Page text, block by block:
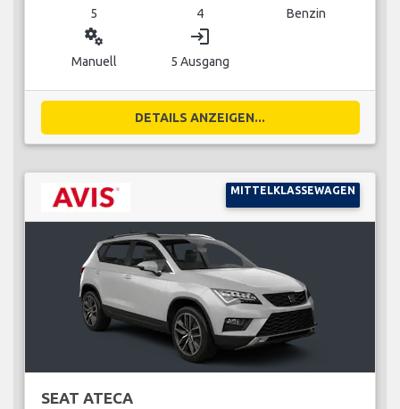
5 4 Benzin
miscellaneous_services
Manuell
login
5 Ausgang
DETAILS ANZEIGEN...
MITTELKLASSEWAGEN
SEAT ATECA